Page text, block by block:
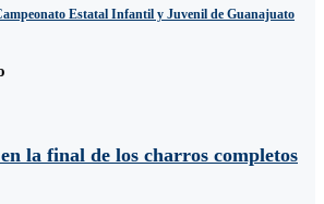
Estatal Infantil y Juvenil de Guanajuato
la final de los charros completos